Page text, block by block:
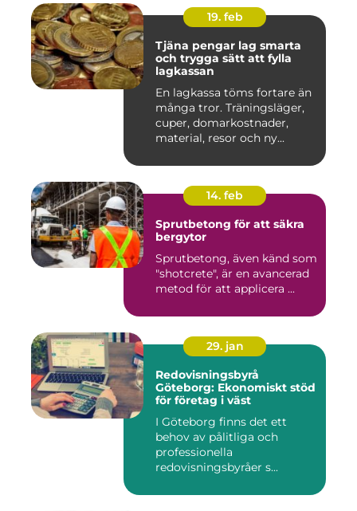
19. feb
Tjäna pengar lag smarta
och trygga sätt att fylla
lagkassan
En lagkassa töms fortare än
många tror. Träningsläger,
cuper, domarkostnader,
material, resor och ny...
14. feb
Sprutbetong för att säkra
bergytor
Sprutbetong, även känd som
"shotcrete", är en avancerad
metod för att applicera ...
29. jan
Redovisningsbyrå
Göteborg: Ekonomiskt stöd
för företag i väst
I Göteborg finns det ett
behov av pålitliga och
professionella
redovisningsbyråer s...